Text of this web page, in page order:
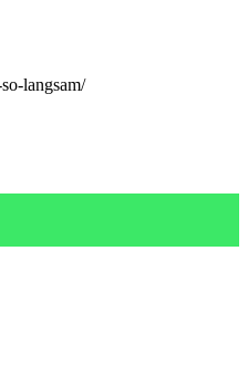
langsam/